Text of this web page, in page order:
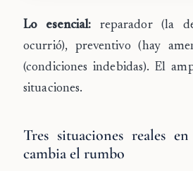
Lo esencial: reparador (la
ocurrió), preventivo (hay
(condiciones indebidas). El
situaciones.
Tres situaciones reales
cambia el rumbo